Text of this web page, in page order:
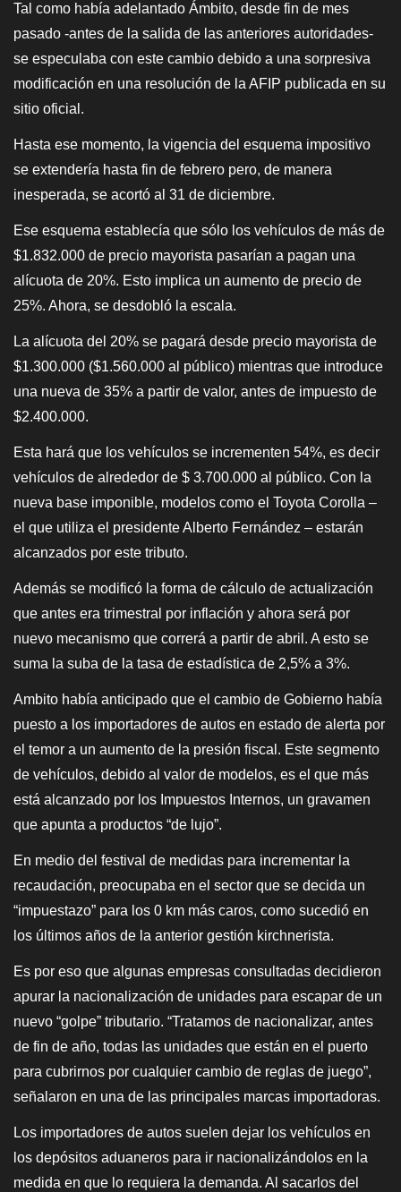
Tal como había adelantado Ámbito, desde fin de mes
pasado -antes de la salida de las anteriores autoridades-
se especulaba con este cambio debido a una sorpresiva
modificación en una resolución de la AFIP publicada en su
sitio oficial.
Hasta ese momento, la vigencia del esquema impositivo
se extendería hasta fin de febrero pero, de manera
inesperada, se acortó al 31 de diciembre.
Ese esquema establecía que sólo los vehículos de más de
$1.832.000 de precio mayorista pasarían a pagan una
alícuota de 20%. Esto implica un aumento de precio de
25%. Ahora, se desdobló la escala.
La alícuota del 20% se pagará desde precio mayorista de
$1.300.000 ($1.560.000 al público) mientras que introduce
una nueva de 35% a partir de valor, antes de impuesto de
$2.400.000.
Esta hará que los vehículos se incrementen 54%, es decir
vehículos de alrededor de $ 3.700.000 al público. Con la
nueva base imponible, modelos como el Toyota Corolla –
el que utiliza el presidente Alberto Fernández – estarán
alcanzados por este tributo.
Además se modificó la forma de cálculo de actualización
que antes era trimestral por inflación y ahora será por
nuevo mecanismo que correrá a partir de abril. A esto se
suma la suba de la tasa de estadística de 2,5% a 3%.
Ambito había anticipado que el cambio de Gobierno había
puesto a los importadores de autos en estado de alerta por
el temor a un aumento de la presión fiscal. Este segmento
de vehículos, debido al valor de modelos, es el que más
está alcanzado por los Impuestos Internos, un gravamen
que apunta a productos “de lujo”.
En medio del festival de medidas para incrementar la
recaudación, preocupaba en el sector que se decida un
“impuestazo” para los 0 km más caros, como sucedió en
los últimos años de la anterior gestión kirchnerista.
Es por eso que algunas empresas consultadas decidieron
apurar la nacionalización de unidades para escapar de un
nuevo “golpe” tributario. “Tratamos de nacionalizar, antes
de fin de año, todas las unidades que están en el puerto
para cubrirnos por cualquier cambio de reglas de juego”,
señalaron en una de las principales marcas importadoras.
Los importadores de autos suelen dejar los vehículos en
los depósitos aduaneros para ir nacionalizándolos en la
medida en que lo requiera la demanda. Al sacarlos del